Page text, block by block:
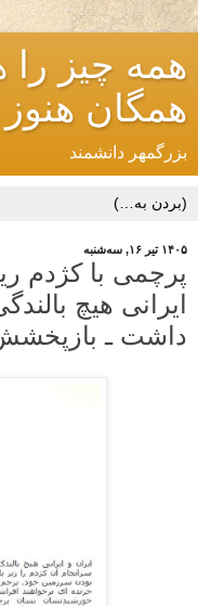
همه چیز را
همگان هنوز
بزرگمهر دانشمند
۱۴۰۵ تیر ۱۶, سه‌شنبه
پرچمی با کژدم
ایرانی هیچ
داشت ـ